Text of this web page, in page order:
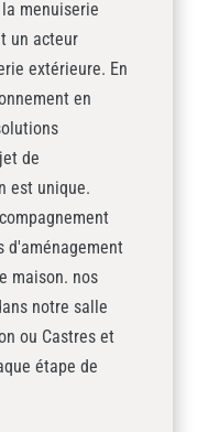
menuiserie
un acteur
extérieure. En
en
de
est unique.
d'aménagement
maison. nos
notre salle
ou Castres et
étape de